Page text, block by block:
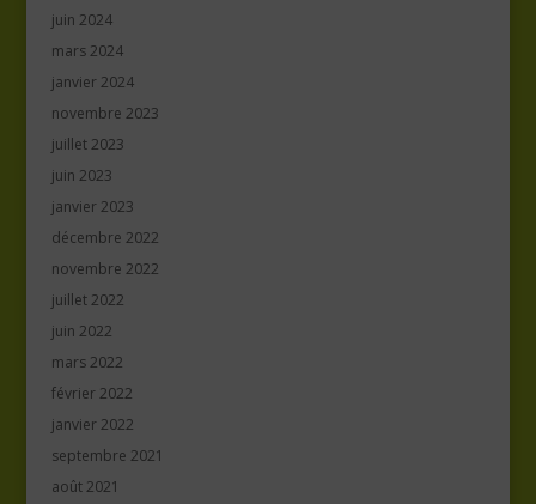
juin 2024
mars 2024
janvier 2024
novembre 2023
juillet 2023
juin 2023
janvier 2023
décembre 2022
novembre 2022
juillet 2022
juin 2022
mars 2022
février 2022
janvier 2022
septembre 2021
août 2021